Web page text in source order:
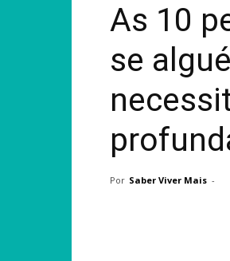
As 10
se
Por Saber Viver Mais -